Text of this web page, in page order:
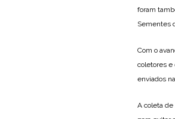
foram
Sementes
Com o
coletores e
enviados
A coleta